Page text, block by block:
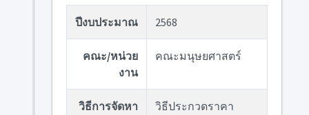
ปีงบประมาณ 2568
คณะ/หน่วย
งาน
คณะมนุษยศาสตร์
วิธีการจัดหา
วิธีประกวดราคา